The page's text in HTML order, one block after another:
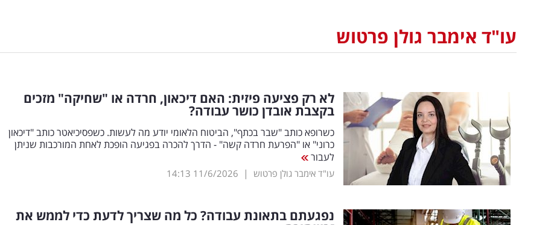
עו"ד אימבר גולן פרטוש
לא רק פציעה פיזית: האם דיכאון, חרדה או "שחיקה" מזכים
בקצבת אובדן כושר עבודה?
כשרופא כותב "שבר בכתף", הביטוח הלאומי יודע מה לעשות. כשפסיכיאטר כותב "דיכאון
כרוני" או "הפרעת חרדה קשה" - הדרך להכרה בפגיעה הופכת לאחת המורכבות שניתן
לעבור
עו"ד אימבר גולן פרטוש |
11/6/2026
14:13
נפגעתם בתאונת עבודה? כל מה שצריך לדעת כדי לממש את